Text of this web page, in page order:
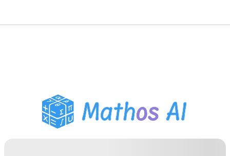
PDF Läxhjälp
Studieverktyg